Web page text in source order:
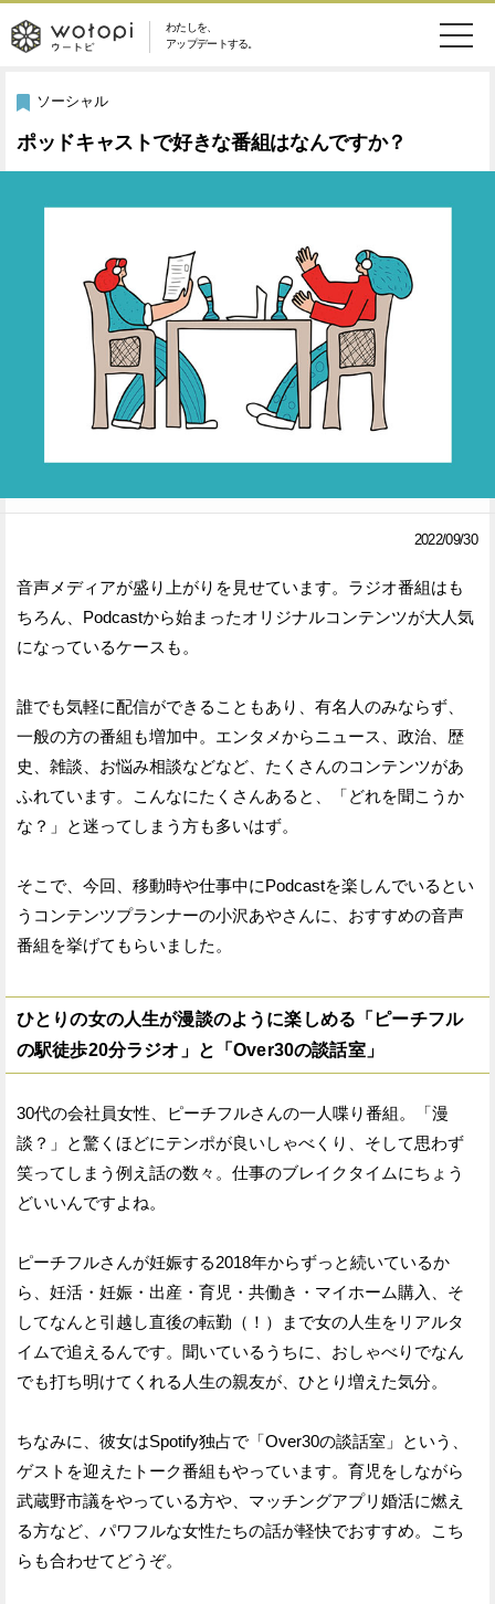
わたしを、
アップデートする。
wotopi
-
ウ
ト
メ
ニ
ュ
恋愛・結婚
美容・コスメ 妊娠・出産
健康 ワークスタイル
ライフスタイル ファッション
ソーシャル SDGs
アイテム
で
シ
ア
す
る
Twitter
で
シ
ア
す
る
ソーシャル
ポッドキャストで好きな番組はなんですか？
2022/09/30
音声メディアが盛り上がりを見せています。ラジオ番組はも
ちろん、Podcastから始まったオリジナルコンテンツが大人気
になっているケースも。
誰でも気軽に配信ができることもあり、有名人のみならず、
一般の方の番組も増加中。エンタメからニュース、政治、歴
史、雑談、お悩み相談などなど、たくさんのコンテンツがあ
ふれています。こんなにたくさんあると、「どれを聞こうか
な？」と迷ってしまう方も多いはず。
そこで、今回、移動時や仕事中にPodcastを楽しんでいるとい
うコンテンツプランナーの小沢あやさんに、おすすめの音声
番組を挙げてもらいました。
ひとりの女の人生が漫談のように楽しめる「ピーチフル
の駅徒歩20分ラジオ」と「Over30の談話室」
30代の会社員女性、ピーチフルさんの一人喋り番組。「漫
談？」と驚くほどにテンポが良いしゃべくり、そして思わず
笑ってしまう例え話の数々。仕事のブレイクタイムにちょう
どいいんですよね。
ピーチフルさんが妊娠する2018年からずっと続いているか
ら、妊活・妊娠・出産・育児・共働き・マイホーム購入、そ
してなんと引越し直後の転勤（！）まで女の人生をリアルタ
イムで追えるんです。聞いているうちに、おしゃべりでなん
でも打ち明けてくれる人生の親友が、ひとり増えた気分。
ちなみに、彼女はSpotify独占で「Over30の談話室」という、
ゲストを迎えたトーク番組もやっています。育児をしながら
武蔵野市議をやっている方や、マッチングアプリ婚活に燃え
る方など、パワフルな女性たちの話が軽快でおすすめ。こち
らも合わせてどうぞ。